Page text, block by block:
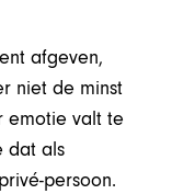
afgeven,
niet de minst
emotie valt te
dat als
persoon.